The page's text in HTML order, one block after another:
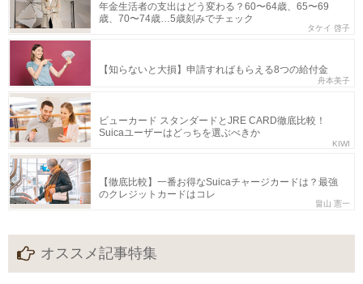
年金生活者の支出はどう変わる？60〜64歳、65〜69
歳、70〜74歳…5歳刻みでチェック
タケイ 啓子
【知らないと大損】申請すればもらえる8つの給付金
舟本美子
ビューカード スタンダードとJRE CARD徹底比較！
Suicaユーザーはどっちを選ぶべきか
KIWI
【徹底比較】一番お得なSuicaチャージカードは？最強
のクレジットカードはコレ
畠山 憲一
オススメ記事特集